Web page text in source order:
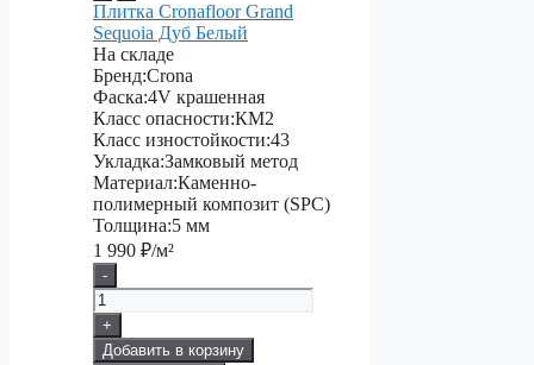
Плитка Cronafloor Grand
Sequoia Дуб Белый
На складе
Бренд:Crona
Фаска:4V крашенная
Класс опасности:КМ2
Класс изностойкости:43
Укладка:Замковый метод
Материал:Каменно-
полимерный композит (SPC)
Толщина:5 мм
1 990 ₽/м²
-
+
Добавить в корзину